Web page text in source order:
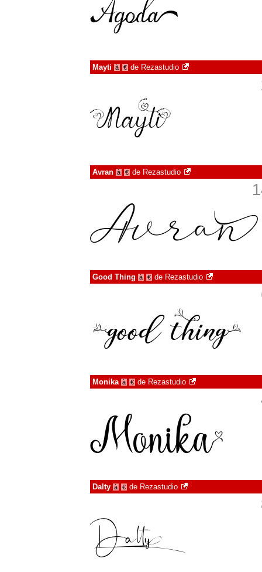
Mayti à € de Rezastudio
Avran à € de Rezastudio
Good Thing à € de Rezastudio
Monika à € de Rezastudio
Dalty à € de Rezastudio